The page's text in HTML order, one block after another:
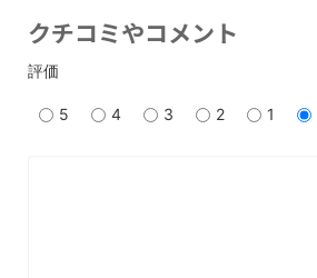
クチコミやコメント
評価
5 4 3 2 1